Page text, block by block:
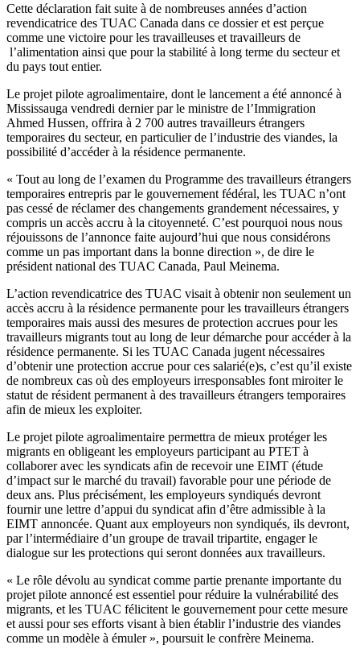
Cette déclaration fait suite à de nombreuses années d’action
revendicatrice des TUAC Canada dans ce dossier et est perçue
comme une victoire pour les travailleuses et travailleurs de
l’alimentation ainsi que pour la stabilité à long terme du secteur et
du pays tout entier.
Le projet pilote agroalimentaire, dont le lancement a été annoncé à
Mississauga vendredi dernier par le ministre de l’Immigration
Ahmed Hussen, offrira à 2 700 autres travailleurs étrangers
temporaires du secteur, en particulier de l’industrie des viandes, la
possibilité d’accéder à la résidence permanente.
« Tout au long de l’examen du Programme des travailleurs étrangers
temporaires entrepris par le gouvernement fédéral, les TUAC n’ont
pas cessé de réclamer des changements grandement nécessaires, y
compris un accès accru à la citoyenneté. C’est pourquoi nous nous
réjouissons de l’annonce faite aujourd’hui que nous considérons
comme un pas important dans la bonne direction », de dire le
président national des TUAC Canada, Paul Meinema.
L’action revendicatrice des TUAC visait à obtenir non seulement un
accès accru à la résidence permanente pour les travailleurs étrangers
temporaires mais aussi des mesures de protection accrues pour les
travailleurs migrants tout au long de leur démarche pour accéder à la
résidence permanente. Si les TUAC Canada jugent nécessaires
d’obtenir une protection accrue pour ces salarié(e)s, c’est qu’il existe
de nombreux cas où des employeurs irresponsables font miroiter le
statut de résident permanent à des travailleurs étrangers temporaires
afin de mieux les exploiter.
Le projet pilote agroalimentaire permettra de mieux protéger les
migrants en obligeant les employeurs participant au PTET à
collaborer avec les syndicats afin de recevoir une EIMT (étude
d’impact sur le marché du travail) favorable pour une période de
deux ans. Plus précisément, les employeurs syndiqués devront
fournir une lettre d’appui du syndicat afin d’être admissible à la
EIMT annoncée. Quant aux employeurs non syndiqués, ils devront,
par l’intermédiaire d’un groupe de travail tripartite, engager le
dialogue sur les protections qui seront données aux travailleurs.
« Le rôle dévolu au syndicat comme partie prenante importante du
projet pilote annoncé est essentiel pour réduire la vulnérabilité des
migrants, et les TUAC félicitent le gouvernement pour cette mesure
et aussi pour ses efforts visant à bien établir l’industrie des viandes
comme un modèle à émuler », poursuit le confrère Meinema.